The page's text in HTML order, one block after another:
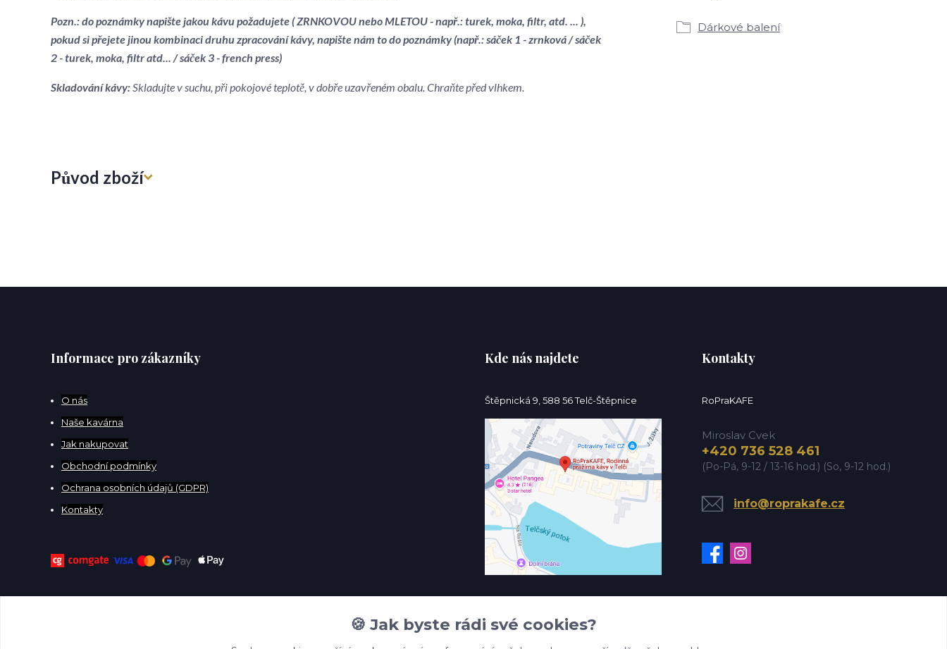
Pozn.: do poznámky napište jakou kávu požadujete ( ZRNKOVOU nebo MLETOU - např.: turek, moka, filtr, atd. ... ),
pokud si přejete jinou kombinaci druhu zpracování kávy, napište nám to do poznámky (např.: sáček 1 - zrnková / sáček
2 - turek, moka, filtr atd... / sáček 3 - french press)
Skladování kávy:Skladujte v suchu, při pokojové teplotě, v dobře uzavřeném obalu. Chraňte před vlhkem.
Původ zboží
Dárkové balení
Informace pro zákazníky
O nás
Naše kavárna
Jak nakupovat
Obchodní podmínky
Ochrana osobních údajů (GDPR)
Kontakty
Kde nás najdete
Štěpnická 9, 588 56 Telč-Štěpnice
Kontakty
RoPraKAFE
Miroslav Cvek
+420 736 528 461
(Po-Pá, 9-12 / 13-16 hod.) (So, 9-12 hod.)
info@roprakafe.cz
🍪 Jak byste rádi své cookies?